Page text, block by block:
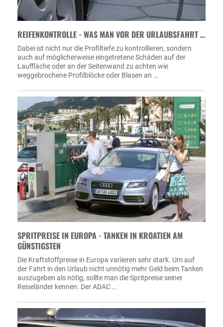
REIFENKONTROLLE - WAS MAN VOR DER URLAUBSFAHRT …
Dabei ist nicht nur die Profiltiefe zu kontrollieren, sondern
auch auf möglicherweise eingetretene Schäden auf der
Lauffläche oder an der Seitenwand zu achten wie
weggebrochene Profilblöcke oder Blasen an …
SPRITPREISE IN EUROPA - TANKEN IN KROATIEN AM
GÜNSTIGSTEN
Die Kraftstoffpreise in Europa variieren sehr stark. Um auf
der Fahrt in den Urlaub nicht unnötig mehr Geld beim Tanken
auszugeben als nötig, sollte man die Spritpreise seiner
Reiseländer kennen. Der ADAC …